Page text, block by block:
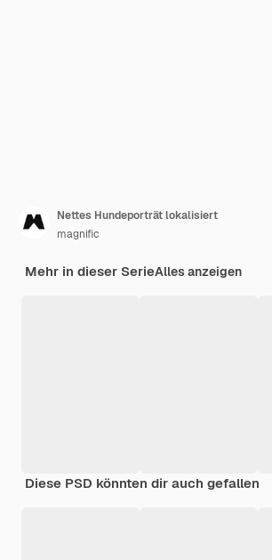
Nettes Hundeporträt lokalisiert
magnific
Mehr in dieser SerieAlles anzeigen
Diese PSD könnten dir auch gefallen